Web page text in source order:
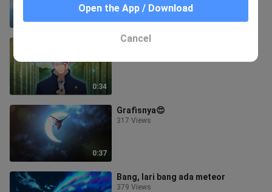
0:34
Gojo ngamuk🥶😱
0:37
Grafisnya😍
317 Views
Bang, lari bang ada meteor
379 Views
Open the App / Download
Cancel